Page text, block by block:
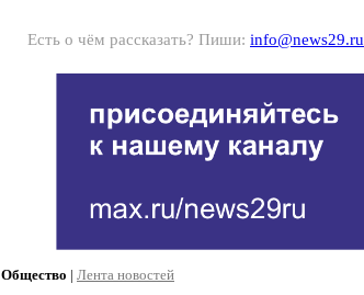
Есть о чём рассказать? Пиши: info@news29.ru
Общество | Лента новостей